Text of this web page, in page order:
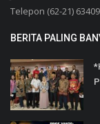
Telepon (62-21)
BERITA PALING